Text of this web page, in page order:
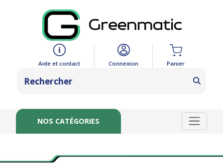
Aide et contact Connexion Panier
NOS CATÉGORIES